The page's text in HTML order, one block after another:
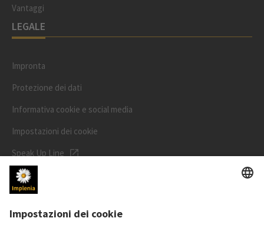
Vantaggi
LEGALE
Impronta
Protezione dei dati
Informativa cookie e social media
Impostazioni dei cookie
Speak Up Line
PREZZO DELL'AZIONE
ISIN: CH0023868554